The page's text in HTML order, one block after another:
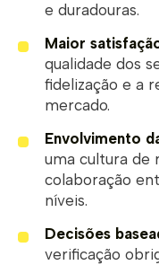
e duradouras.
Maior
qualidade dos
fidelização e a
mercado.
Envolvimento
uma cultura de
colaboração
níveis.
Decisões
verificação